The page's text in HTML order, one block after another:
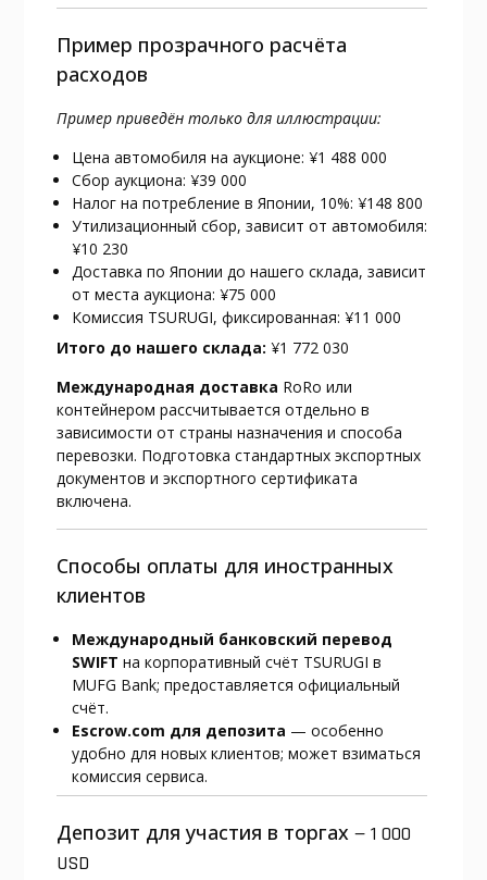
Пример прозрачного расчёта
расходов
Пример приведён только для иллюстрации:
Цена автомобиля на аукционе: ¥1 488 000
Сбор аукциона: ¥39 000
Налог на потребление в Японии, 10%: ¥148 800
Утилизационный сбор, зависит от автомобиля:
¥10 230
Доставка по Японии до нашего склада, зависит
от места аукциона: ¥75 000
Комиссия TSURUGI, фиксированная: ¥11 000
Итого до нашего склада: ¥1 772 030
Международная доставка RoRo или
контейнером рассчитывается отдельно в
зависимости от страны назначения и способа
перевозки. Подготовка стандартных экспортных
документов и экспортного сертификата
включена.
Способы оплаты для иностранных
клиентов
Международный банковский перевод
SWIFT на корпоративный счёт TSURUGI в
MUFG Bank; предоставляется официальный
счёт.
Escrow.com для депозита — особенно
удобно для новых клиентов; может взиматься
комиссия сервиса.
Депозит для участия в торгах — 1 000
USD